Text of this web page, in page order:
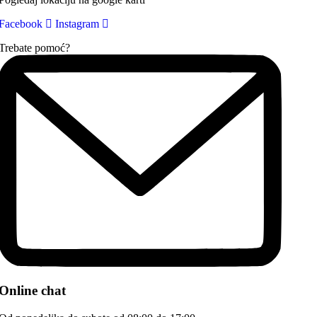
Instagram
pomoć?
chat